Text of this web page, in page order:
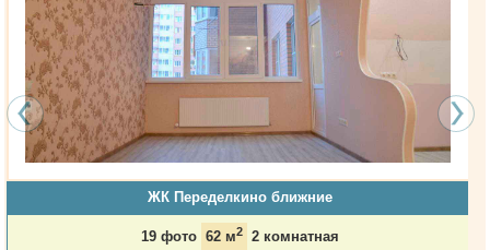
ЖК Переделкино ближние
19 фото 62 м2 2 комнатная